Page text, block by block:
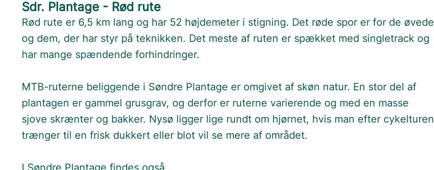
Sdr. Plantage - Rød rute
Rød rute er 6,5 km lang og har 52 højdemeter i stigning. Det røde spor er for de øvede
og dem, der har styr på teknikken. Det meste af ruten er spækket med singletrack og
har mange spændende forhindringer.
MTB-ruterne beliggende i Søndre Plantage er omgivet af skøn natur. En stor del af
plantagen er gammel grusgrav, og derfor er ruterne varierende og med en masse
sjove skrænter og bakker. Nysø ligger lige rundt om hjørnet, hvis man efter cykelturen
trænger til en frisk dukkert eller blot vil se mere af området.
I Søndre Plantage findes også